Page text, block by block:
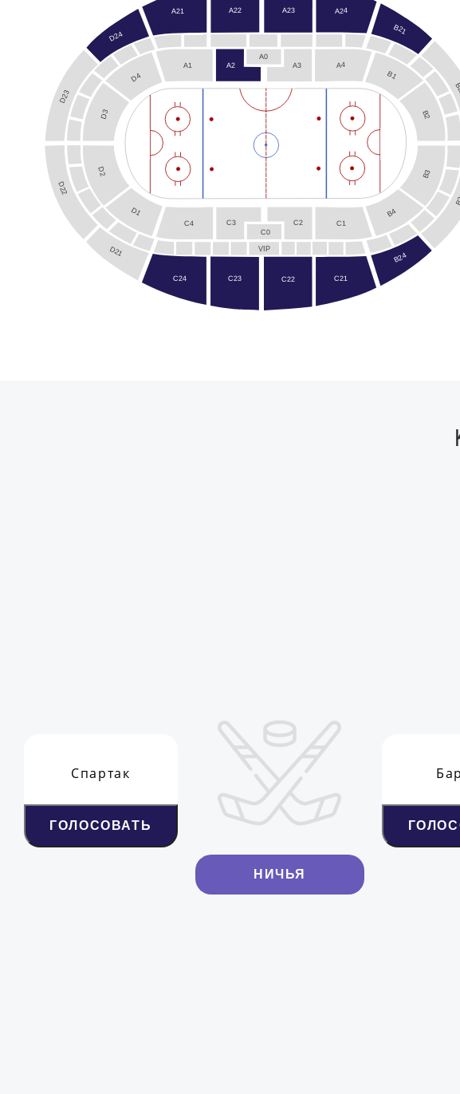
B24
C21
C1
A4
B1
B2
A3
A2
A0
A1
D4
D3
B4
B3
C2
C3
C0
C4
D1
D2
C22
C23
C24
D21
D22
A24
B21
D24
D23
A23
A22
A21
VIP
Спартак
ГОЛОСОВАТЬ
НИЧЬЯ